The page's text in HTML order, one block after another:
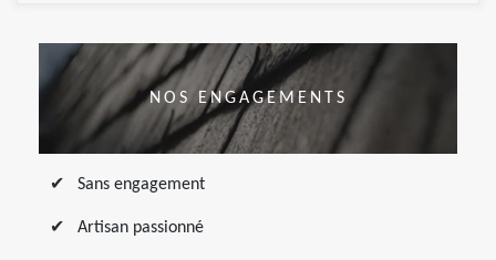
NOS ENGAGEMENTS
Sans engagement
Artisan passionné